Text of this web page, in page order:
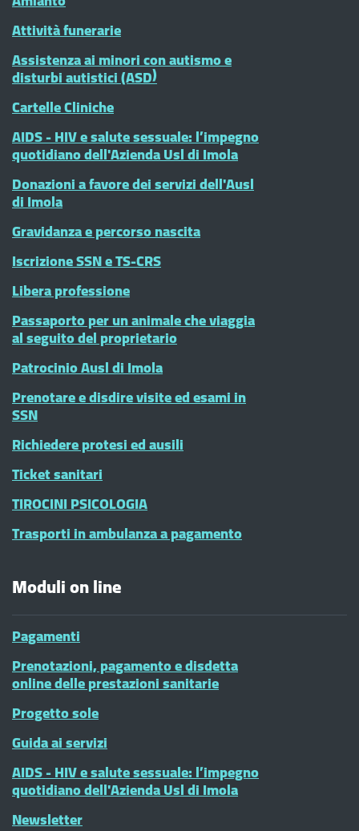
Attività funerarie
Assistenza ai minori con autismo e
disturbi autistici (ASD)
Cartelle Cliniche
AIDS - HIV e salute sessuale: l’impegno
quotidiano dell'Azienda Usl di Imola
Donazioni a favore dei servizi dell'Ausl
di Imola
Gravidanza e percorso nascita
Iscrizione SSN e TS-CRS
Libera professione
Passaporto per un animale che viaggia
al seguito del proprietario
Patrocinio Ausl di Imola
Prenotare e disdire visite ed esami in
SSN
Richiedere protesi ed ausili
Ticket sanitari
TIROCINI PSICOLOGIA
Trasporti in ambulanza a pagamento
Moduli on line
Pagamenti
Prenotazioni, pagamento e disdetta
online delle prestazioni sanitarie
Progetto sole
Guida ai servizi
AIDS - HIV e salute sessuale: l’impegno
quotidiano dell'Azienda Usl di Imola
Newsletter